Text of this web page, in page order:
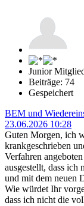
Junior
Beiträge: 74
Gespeichert
BEM und
23.06.2026 10:28
Guten Morgen, ich
krankgeschrieben
Verfahren
ausgestellt, dass ich
und mit dem neuen
Wie würdet Ihr
dass ich nicht die